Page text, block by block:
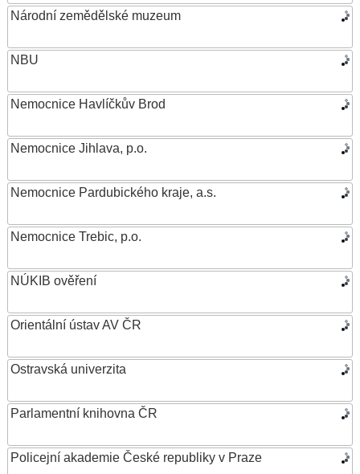
Národní zemědělské muzeum
NBU
Nemocnice Havlíčkův Brod
Nemocnice Jihlava, p.o.
Nemocnice Pardubického kraje, a.s.
Nemocnice Trebic, p.o.
NÚKIB ověření
Orientální ústav AV ČR
Ostravská univerzita
Parlamentní knihovna ČR
Policejní akademie České republiky v Praze